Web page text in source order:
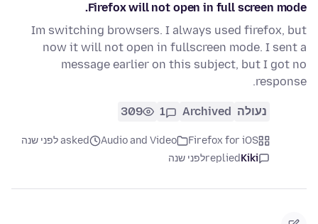
Firefox will not open in full screen mode.
Im switching browsers. I always used firefox, but
now it will not open in fullscreen mode. I sent a
message earlier on this subject, but I got no
response.
נעולה Archived
1
309
Firefox for iOS
Audio and Video
asked לפני שנה
Kiki
repliedלפני שנה